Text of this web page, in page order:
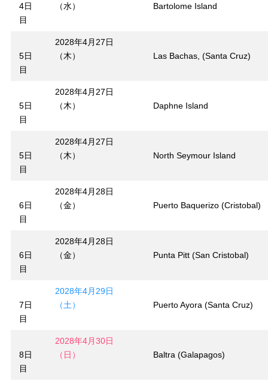
4日
目
（水）
Bartolome Island
5日
目
2028年4月27日
（木）
Las Bachas, (Santa Cruz)
5日
目
2028年4月27日
（木）
Daphne Island
5日
目
2028年4月27日
（木）
North Seymour Island
6日
目
2028年4月28日
（金）
Puerto Baquerizo (Cristobal)
6日
目
2028年4月28日
（金）
Punta Pitt (San Cristobal)
7日
目
2028年4月29日
（土）
Puerto Ayora (Santa Cruz)
8日
目
2028年4月30日
（日）
Baltra (Galapagos)